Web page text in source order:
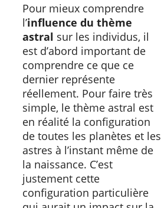
Pour mieux comprendre
l’influence du thème
astral sur les individus, il
est d’abord important de
comprendre ce que ce
dernier représente
réellement. Pour faire très
simple, le thème astral est
en réalité la configuration
de toutes les planètes et les
astres à l’instant même de
la naissance. C’est
justement cette
configuration particulière